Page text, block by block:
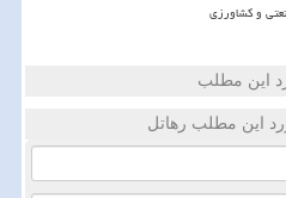
و کشاورزی
این مطلب
این مطلب رهاتل